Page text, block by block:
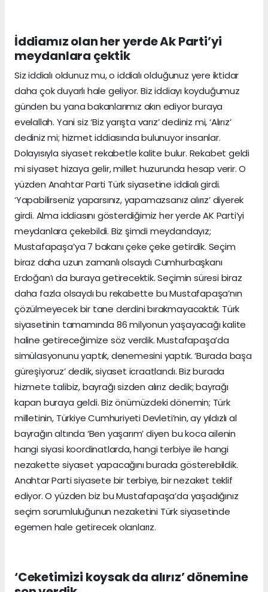
İddiamız olan her yerde Ak Parti’yi
meydanlara çektik
Siz iddialı oldunuz mu, o iddialı olduğunuz yere iktidar
daha çok duyarlı hale geliyor. Biz iddiayı koyduğumuz
günden bu yana bakanlarımız akın ediyor buraya
evelallah. Yani siz ‘Biz yarışta varız’ dediniz mi, ‘Alırız’
dediniz mi; hizmet iddiasında bulunuyor insanlar.
Dolayısıyla siyaset rekabetle kalite bulur. Rekabet geldi
mi siyaset hizaya gelir, millet huzurunda hesap verir. O
yüzden Anahtar Parti Türk siyasetine iddialı girdi.
‘Yapabilirseniz yaparsınız, yapamazsanız alırız’ diyerek
girdi. Alma iddiasını gösterdiğimiz her yerde AK Parti’yi
meydanlara çekebildi. Biz şimdi meydandayız;
Mustafapaşa’ya 7 bakanı çeke çeke getirdik. Seçim
biraz daha uzun zamanlı olsaydı Cumhurbaşkanı
Erdoğan’ı da buraya getirecektik. Seçimin süresi biraz
daha fazla olsaydı bu rekabette bu Mustafapaşa’nın
çözülmeyecek bir tane derdini bırakmayacaktık. Türk
siyasetinin tamamında 86 milyonun yaşayacağı kalite
haline getireceğimize söz verdik. Mustafapaşa’da
simülasyonunu yaptık, denemesini yaptık. ‘Burada başa
güreşiyoruz’ dedik, siyaset icraatlandı. Biz burada
hizmete talibiz, bayrağı sizden alırız dedik; bayrağı
kapan buraya geldi. Biz önümüzdeki dönemin; Türk
milletinin, Türkiye Cumhuriyeti Devleti’nin, ay yıldızlı al
bayrağın altında ‘Ben yaşarım’ diyen bu koca ailenin
hangi siyasi koordinatlarda, hangi terbiye ile hangi
nezakette siyaset yapacağını burada gösterebildik.
Anahtar Parti siyasete bir terbiye, bir nezaket teklif
ediyor. O yüzden biz bu Mustafapaşa’da yaşadığınız
seçim sorumluluğunun nezaketini Türk siyasetinde
egemen hale getirecek olanlarız.
‘Ceketimizi koysak da alırız’ dönemine